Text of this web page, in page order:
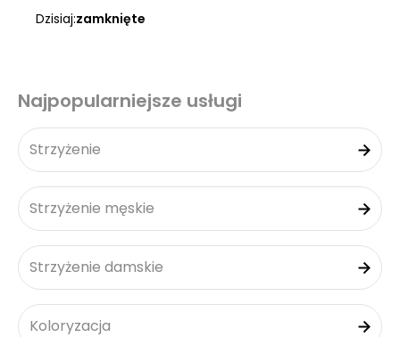
Dzisiaj:zamknięte
Najpopularniejsze usługi
Strzyżenie
Strzyżenie męskie
Strzyżenie damskie
Koloryzacja